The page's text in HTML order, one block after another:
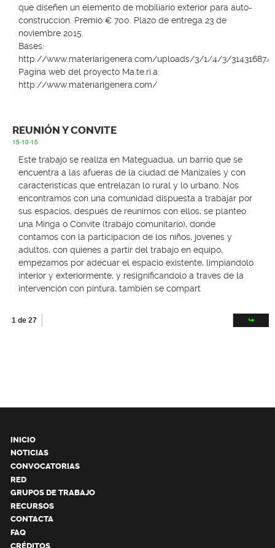
que diseñen un elemento de mobiliario exterior para auto-
construccion. Premio € 700. Plazo de entrega 23 de
noviembre 2015.
Bases:
http://www.materiarigenera.com/uploads/3/1/4/3/31431687/
Pagina web del proyecto Ma.te.ri.a:
http://www.materiarigenera.com/
REUNIÓN Y CONVITE
15-10-15
Este trabajo se realiza en Mateguadua, un barrio que se
encuentra a las afueras de la ciudad de Manizales y con
caracteristicas que entrelazan lo rural y lo urbano. Nos
encontramos con una comunidad dispuesta a trabajar por
sus espacios, después de reunirnos con ellos, se planteo
una Minga o Convite (trabajo comunitario), donde
contamos con la participación de los niños, jovenes y
adultos, con quienes a partir del trabajo en equipo,
empezamos por adecuar el espacio existente, limpiandolo
interior y exteriormente, y resignificandolo a traves de la
intervención con pintura, también se compart
1 de 27 ↪
INICIO
NOTICIAS
CONVOCATORIAS
RED
GRUPOS DE TRABAJO
RECURSOS
CONTACTA
FAQ
CRÉDITOS